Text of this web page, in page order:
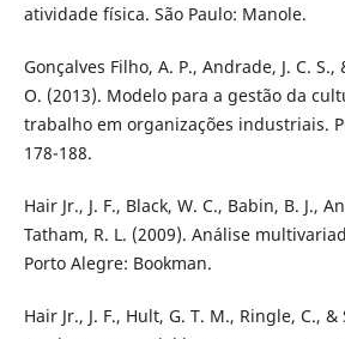
atividade física. São Paulo: Manole.
Gonçalves Filho, A. P., Andrade, J. C.
O. (2013). Modelo para a gestão da
trabalho em organizações industriais.
178-188.
Hair Jr., J. F., Black, W. C., Babin, B. J.,
Tatham, R. L. (2009). Análise
Porto Alegre: Bookman.
Hair Jr., J. F., Hult, G. T. M., Ringle, C.,